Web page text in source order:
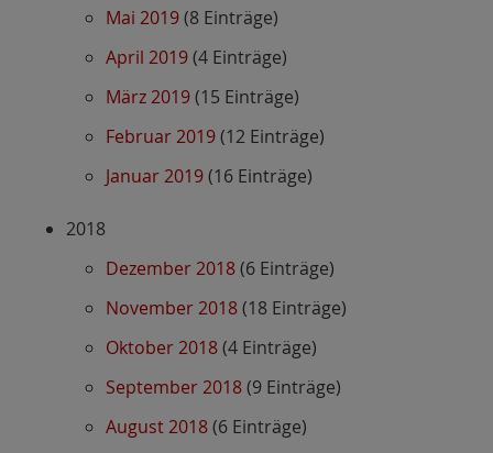
Mai 2019(8 Einträge)
April 2019(4 Einträge)
März 2019(15 Einträge)
Februar 2019(12 Einträge)
Januar 2019(16 Einträge)
2018
Dezember 2018(6 Einträge)
November 2018(18 Einträge)
Oktober 2018(4 Einträge)
September 2018(9 Einträge)
August 2018(6 Einträge)